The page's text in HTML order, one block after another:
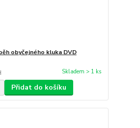
obyčejného kluka DVD
Skladem > 1 ks
Přidat do košíku